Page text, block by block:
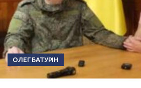
ОЛЕГ БАТУРІН